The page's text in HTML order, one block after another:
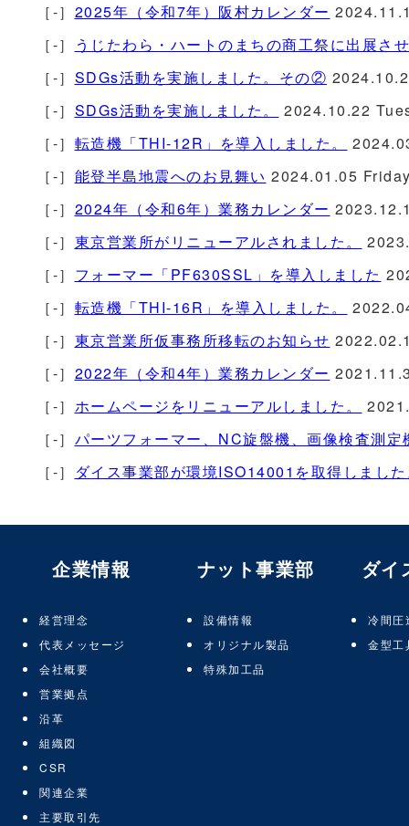
［-］ 2025年（令和7年）阪村カレンダー
［-］
うじたわら・ハートのまちの商工祭に出展さ
［-］ SDGs活動を実施しました。その②
［-］ SDGs活動を実施しました。
2024.10.22
［-］ 転造機「THI-12R」を導入しました。
［-］ 能登半島地震へのお見舞い 2024.01.05
［-］ 2024年（令和6年）業務カレンダー
［-］ 東京営業所がリニューアルされました。
［-］ フォーマー「PF630SSL」を導入しました
［-］ 転造機「THI-16R」を導入しました。
［-］ 東京営業所仮事務所移転のお知らせ
［-］ 2022年（令和4年）業務カレンダー
［-］ ホームページをリニューアルしました。
［-］ パーツフォーマー、NC旋盤機、画像検査測
［-］
ダイス事業部が環境ISO14001を取得しまし
企業情報
経営理念
代表メッセージ
会社概要
営業拠点
沿革
組織図
CSR
関連企業
主要取引先
ナット事業部
設備情報
オリジナル製品
特殊加工品
ダイ
冷間圧
金型工